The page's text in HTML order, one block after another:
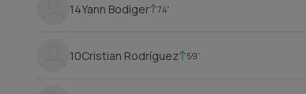
14Yann Bodiger 74'
10Cristian Rodríguez 59'